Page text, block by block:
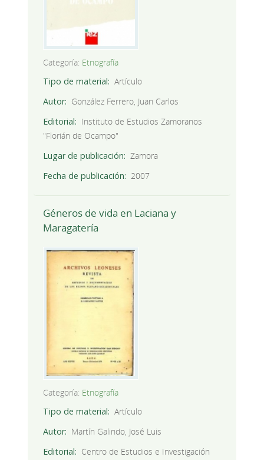
Categoría: Etnografía
Tipo de material
Artículo
Autor
González Ferrero, Juan Carlos
Editorial
Instituto de Estudios Zamoranos
"Florián de Ocampo"
Lugar de publicación
Zamora
Fecha de publicación
2007
Géneros de vida en Laciana y
Maragatería
Categoría: Etnografía
Tipo de material
Artículo
Autor
Martín Galindo, José Luis
Editorial
Centro de Estudios e Investigación